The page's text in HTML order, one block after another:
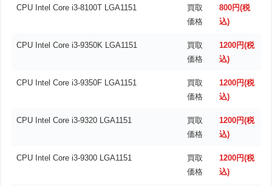
CPU Intel Core i3-8100T LGA1151
買取
価格
800円(税
込)
CPU Intel Core i3-9350K LGA1151
買取
価格
1200円(税
込)
CPU Intel Core i3-9350F LGA1151
買取
価格
1200円(税
込)
CPU Intel Core i3-9320 LGA1151
買取
価格
1200円(税
込)
CPU Intel Core i3-9300 LGA1151
買取
価格
1200円(税
込)